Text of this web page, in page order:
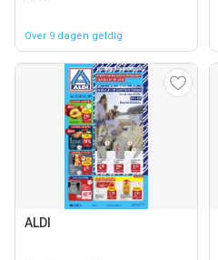
Over 9 dagen geldig
ALDI